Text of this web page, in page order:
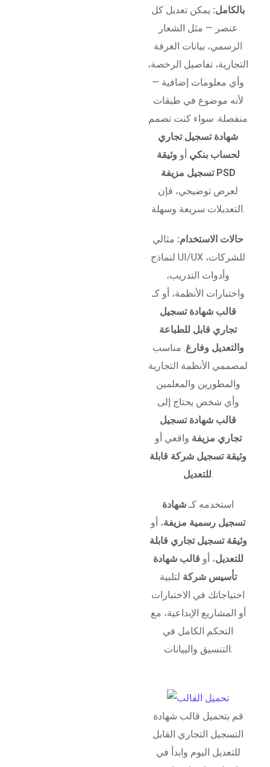
بالكامل: يمكن تعديل كل
عنصر — مثل الشعار
الرسمي، بيانات الغرفة
التجارية، تفاصيل الرخصة،
وأي معلومات إضافية —
لأنه موضوع في طبقات
منفصلة. سواء كنت تصمم
شهادة تسجيل تجاري
لحساب بنكي أو وثيقة
تسجيل مزيفة PSD
لعرض توضيحي، فإن
التعديلات سريعة وسهلة.
حالات الاستخدام: مثالي
لنماذج UI/UX للشركات،
وأدوات التدريب،
واختبارات الأنظمة، أو كـ
قالب شهادة تسجيل
تجاري قابل للطباعة
والتعديل وفارغ. مناسب
لمصممي الأنظمة التجارية
والمطورين والمعلمين
وأي شخص يحتاج إلى
قالب شهادة تسجيل
تجاري مزيفة واقعي أو
وثيقة تسجيل شركة قابلة
للتعديل.
استخدمه كـشهادة
تسجيل رسمية مزيفة، أو
وثيقة تسجيل تجاري قابلة
للتعديل، أو قالب شهادة
تأسيس شركة لتلبية
احتياجاتك في الاختبارات
أو المشاريع الإبداعية، مع
التحكم الكامل في
التنسيق والبيانات.
قم بتحميل قالب شهادة
التسجيل التجاري القابل
للتعديل اليوم وابدأ في